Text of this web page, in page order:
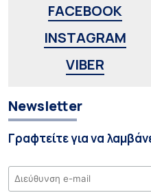
FACEBOOK
INSTAGRAM
VIBER
Newsletter
Γραφτείτε για να